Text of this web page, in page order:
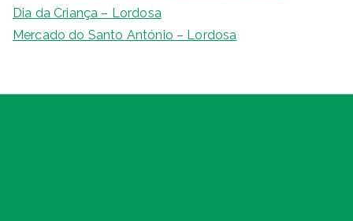
r
Dia da Criança – Lordosa
Mercado do Santo António – Lordosa